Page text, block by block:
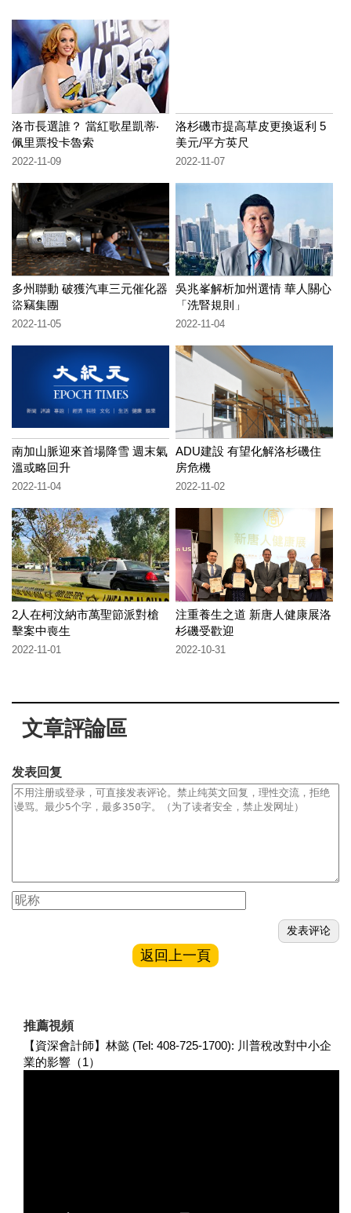
洛市長選誰？ 當紅歌星凱蒂‧
佩里票投卡魯索
2022-11-09
洛杉磯市提高草皮更換返利 5
美元/平方英尺
2022-11-07
多州聯動 破獲汽車三元催化器
盜竊集團
2022-11-05
吳兆峯解析加州選情 華人關心
「洗腎規則」
2022-11-04
南加山脈迎來首場降雪 週末氣
溫或略回升
2022-11-04
ADU建設 有望化解洛杉磯住
房危機
2022-11-02
2人在柯汶納市萬聖節派對槍
擊案中喪生
2022-11-01
注重養生之道 新唐人健康展洛
杉磯受歡迎
2022-10-31
文章評論區
发表回复
返回上一頁
推薦視頻
【資深會計師】林懿 (Tel: 408-725-1700): 川普稅改對中小企
業的影響（1）